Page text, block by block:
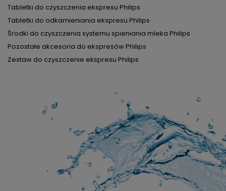
Tabletki do czyszczenia ekspresu Philips
Tabletki do odkamieniania ekspresu Philips
Środki do czyszczenia systemu spieniania mleka Philips
Pozostałe akcesoria do ekspresów Philips
Zestaw do czyszczenie ekspresu Philips